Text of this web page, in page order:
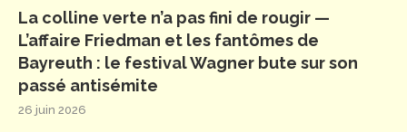
La colline verte n’a pas fini de rougir —
L’affaire Friedman et les fantômes de
Bayreuth : le festival Wagner bute sur son
passé antisémite
26 juin 2026